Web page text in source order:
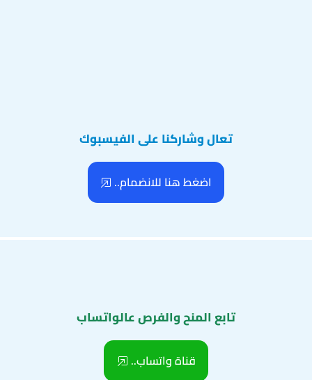
تعال وشاركنا على الفيسبوك
اضغط هنا للانضمام..
تابع المنح والفرص عالواتساب
قناة واتساب..